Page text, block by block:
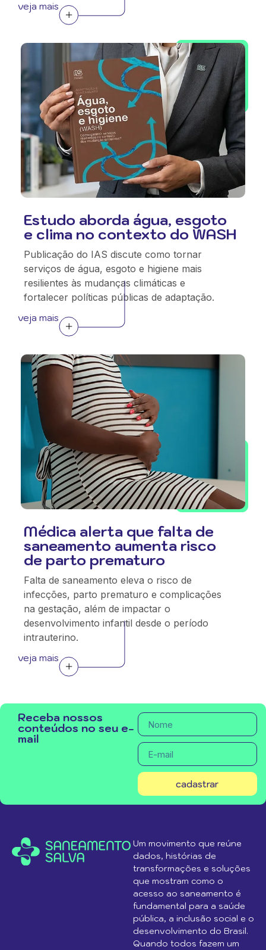
veja mais
Estudo aborda água, esgoto
e clima no contexto do WASH
Publicação do IAS discute como tornar
serviços de água, esgoto e higiene mais
resilientes às mudanças climáticas e
fortalecer políticas públicas de adaptação.
veja mais
Médica alerta que falta de
saneamento aumenta risco
de parto prematuro
Falta de saneamento eleva o risco de
infecções, parto prematuro e complicações
na gestação, além de impactar o
desenvolvimento infantil desde o período
intrauterino.
veja mais
Receba nossos
conteúdos no seu e-
mail
cadastrar
Um movimento que reúne
dados, histórias de
transformações e soluções
que mostram como o
acesso ao saneamento é
fundamental para a saúde
pública, a inclusão social e o
desenvolvimento do Brasil.
Quando todos fazem um